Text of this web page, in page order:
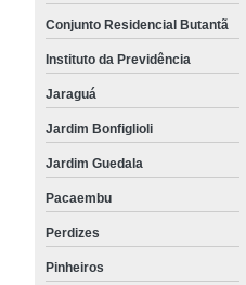
Conjunto Residencial Butantã
Instituto da Previdência
Jaraguá
Jardim Bonfiglioli
Jardim Guedala
Pacaembu
Perdizes
Pinheiros